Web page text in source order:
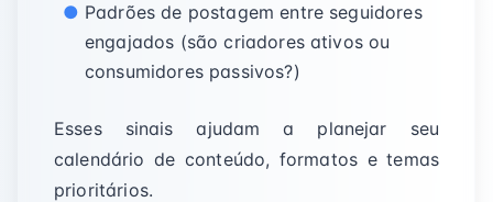
Padrões de postagem entre seguidores
engajados (são criadores ativos ou
consumidores passivos?)
Esses sinais ajudam a planejar seu
calendário de conteúdo, formatos e temas
prioritários.